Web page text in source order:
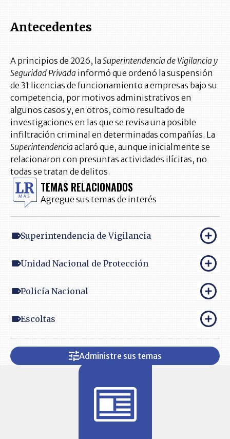
Antecedentes
A principios de 2026, laSuperintendencia de Vigilancia y
Seguridad Privada informó que ordenó la suspensión
de 31 licencias de funcionamiento a empresas bajo su
competencia, por motivos administrativos en
algunos casos y, en otros, como resultado de
investigaciones en las que se revisa una posible
infiltración criminal en determinadas compañías. La
Superintendencia aclaró que, aunque inicialmente se
relacionaron con presuntas actividades ilícitas, no
todas se tratan de delitos.
TEMAS RELACIONADOS
Agregue sus temas de interés
Superintendencia de Vigilancia
Unidad Nacional de Protección
Policía Nacional
Escoltas
Administre sus temas